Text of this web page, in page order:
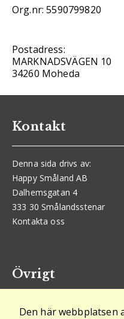
Org.nr: 5590799820
Postadress:
MARKNADSVÄGEN 10
34260 Moheda
Kontakt
Denna sida drivs av:
Happy Småland AB
Dalhemsgatan 4
333 30 Smålandsstenar
Kontakta oss
Övrigt
Logga in
Den här webbplatsen